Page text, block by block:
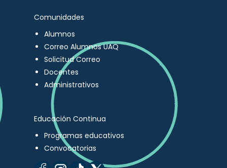
Comunidades
Alumnos
Correo Alumnos UAQ
Solicitud Correo
Docentes
Administrativos
Educación Continua
Programas educativos
Convocatorias